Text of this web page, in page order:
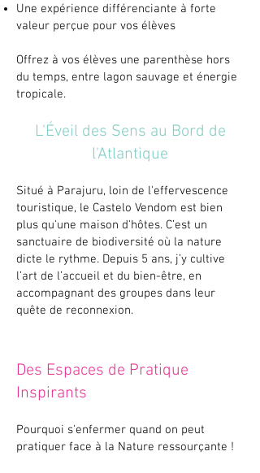
Une expérience différenciante à forte
valeur perçue pour vos élèves
Offrez à vos élèves une parenthèse hors
du temps, entre lagon sauvage et énergie
tropicale.
L'Éveil des Sens au Bord de
l'Atlantique
Situé à Parajuru, loin de l'effervescence
touristique, le Castelo Vendom est bien
plus qu'une maison d'hôtes. C’est un
sanctuaire de biodiversité où la nature
dicte le rythme. Depuis 5 ans, j’y cultive
l’art de l’accueil et du bien-être, en
accompagnant des groupes dans leur
quête de reconnexion.
Des Espaces de Pratique
Inspirants
Pourquoi s'enfermer quand on peut
pratiquer face à la Nature ressourçante !